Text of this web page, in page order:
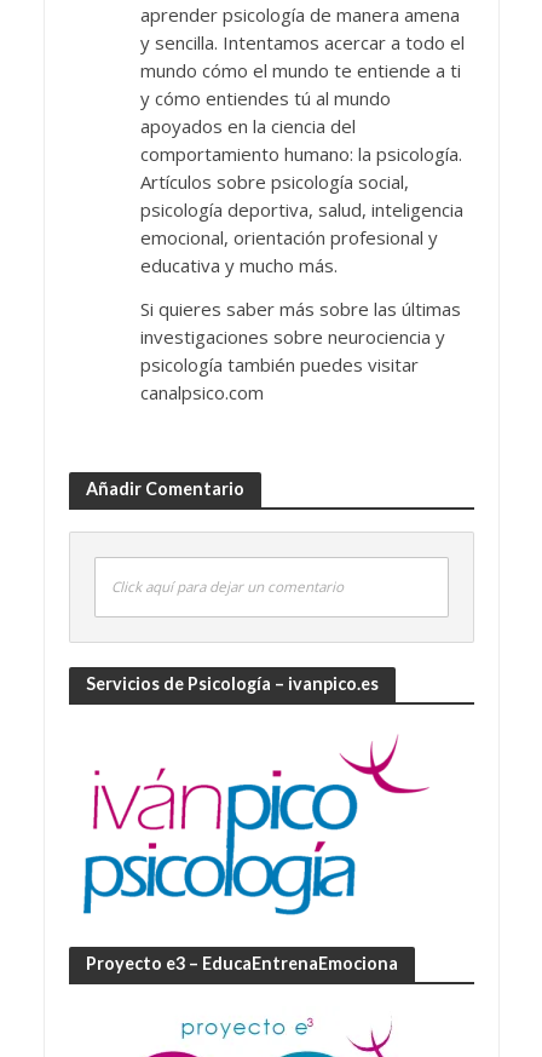
aprender psicología de manera amena
y sencilla. Intentamos acercar a todo el
mundo cómo el mundo te entiende a ti
y cómo entiendes tú al mundo
apoyados en la ciencia del
comportamiento humano: la psicología.
Artículos sobre psicología social,
psicología deportiva, salud, inteligencia
emocional, orientación profesional y
educativa y mucho más.
Si quieres saber más sobre las últimas
investigaciones sobre neurociencia y
psicología también puedes visitar
canalpsico.com
Añadir Comentario
Click aquí para dejar un comentario
Servicios de Psicología – ivanpico.es
Proyecto e3 – EducaEntrenaEmociona